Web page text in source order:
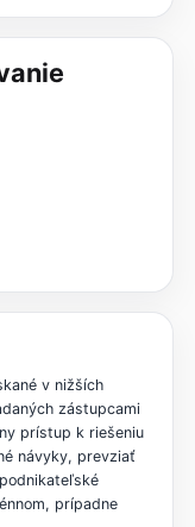
v nižších
zástupcami
prístup k riešeniu
návyky, prevziať
prípadne